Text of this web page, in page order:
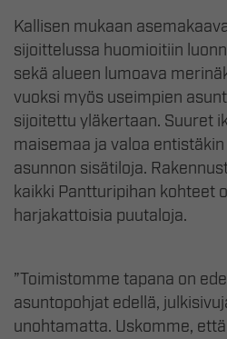
Kallisen mukaan
sijoittelussa huomioitiin
sekä alueen lumoava
vuoksi myös useimpien
sijoitettu yläkertaan. Suuret
maisemaa ja valoa
asunnon sisätiloja.
kaikki Pantturipihan kohteet
harjakattoisia puutaloja.
”Toimistomme tapana on
asuntopohjat edellä,
unohtamatta. Uskomme,